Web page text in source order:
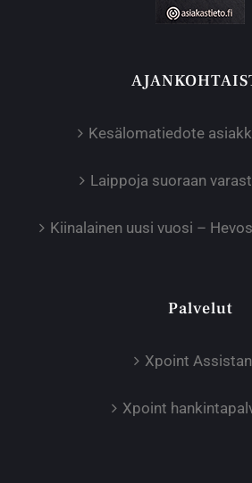
Kesälomatiedote
Laippoja suoraan
Kiinalainen uusi vuosi –
Palvelut
Xpoint
Xpoint